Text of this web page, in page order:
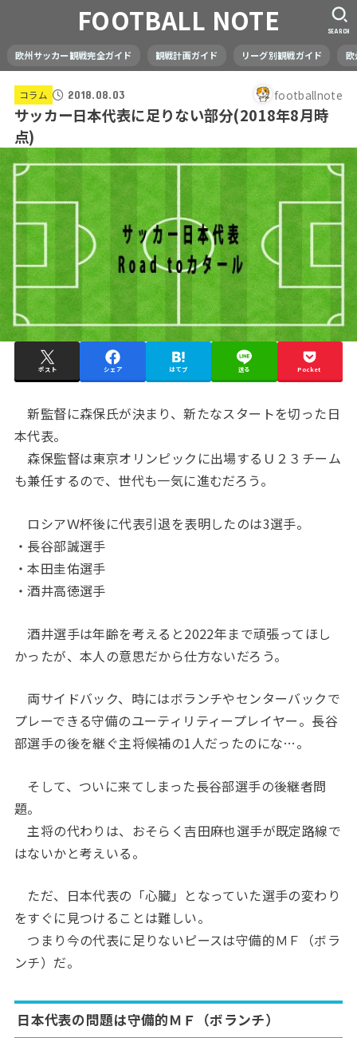
FOOTBALL NOTE
欧州サッカー観戦完全ガイド 観戦計画ガイド リーグ別観戦ガイド 欧
SEARCH
コラム 2018.08.03 footballnote
サッカー日本代表に足りない部分(2018年8月時
点)
ポスト シェア はてブ 送る Pocket
新監督に森保氏が決まり、新たなスタートを切った日
本代表。
森保監督は東京オリンピックに出場するＵ２３チーム
も兼任するので、世代も一気に進むだろう。
ロシアＷ杯後に代表引退を表明したのは3選手。
・長谷部誠選手
・本田圭佑選手
・酒井高徳選手
酒井選手は年齢を考えると2022年まで頑張ってほし
かったが、本人の意思だから仕方ないだろう。
両サイドバック、時にはボランチやセンターバックで
プレーできる守備のユーティリティープレイヤー。長谷
部選手の後を継ぐ主将候補の1人だったのにな…。
そして、ついに来てしまった長谷部選手の後継者問
題。
主将の代わりは、おそらく吉田麻也選手が既定路線で
はないかと考えいる。
ただ、日本代表の「心臓」となっていた選手の変わり
をすぐに見つけることは難しい。
つまり今の代表に足りないピースは守備的ＭＦ（ボラ
ンチ）だ。
日本代表の問題は守備的ＭＦ（ボランチ）